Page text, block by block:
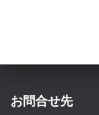
お問合せ先